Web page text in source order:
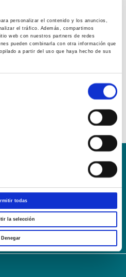
personalizar el contenido y los anuncios,
el tráfico. Además, compartimos
web con nuestros partners de redes
pueden combinarla con otra información que
a partir del uso que haya hecho de sus
todas
la selección
Denegar
CONDICIONES DE SERVICIOS
de cookies
Campus Virtual
User Login